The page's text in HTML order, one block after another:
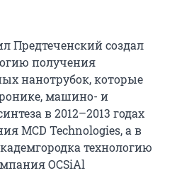
Предтеченский создал
получения
нанотрубок, которые
машино- и
в 2012–2013 годах
MCD Technologies, а в
технологию
OCSiAl